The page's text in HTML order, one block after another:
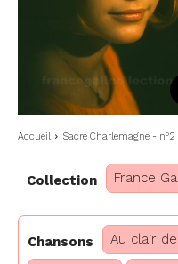
Accueil Sacré Charlemagne -
Collection France
Chansons Au clair